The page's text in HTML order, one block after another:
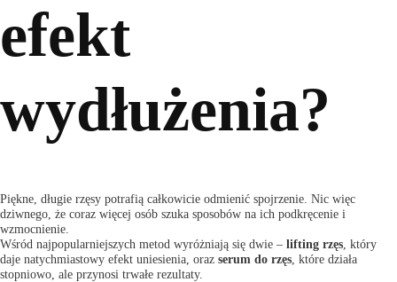
efekt
wydłużenia?
Piękne, długie rzęsy potrafią całkowicie odmienić spojrzenie. Nic więc
dziwnego, że coraz więcej osób szuka sposobów na ich podkręcenie i
wzmocnienie.
Wśród najpopularniejszych metod wyróżniają się dwie – lifting rzęs , który
daje natychmiastowy efekt uniesienia, oraz serum do rzęs , które działa
stopniowo, ale przynosi trwałe rezultaty.